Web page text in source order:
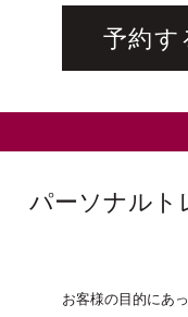
予約す
パーソナルト
お客様の目的にあ